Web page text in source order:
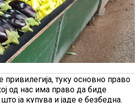
привилегија, туку основно право
од нас има право да биде
ја купува и јаде е безбедна.